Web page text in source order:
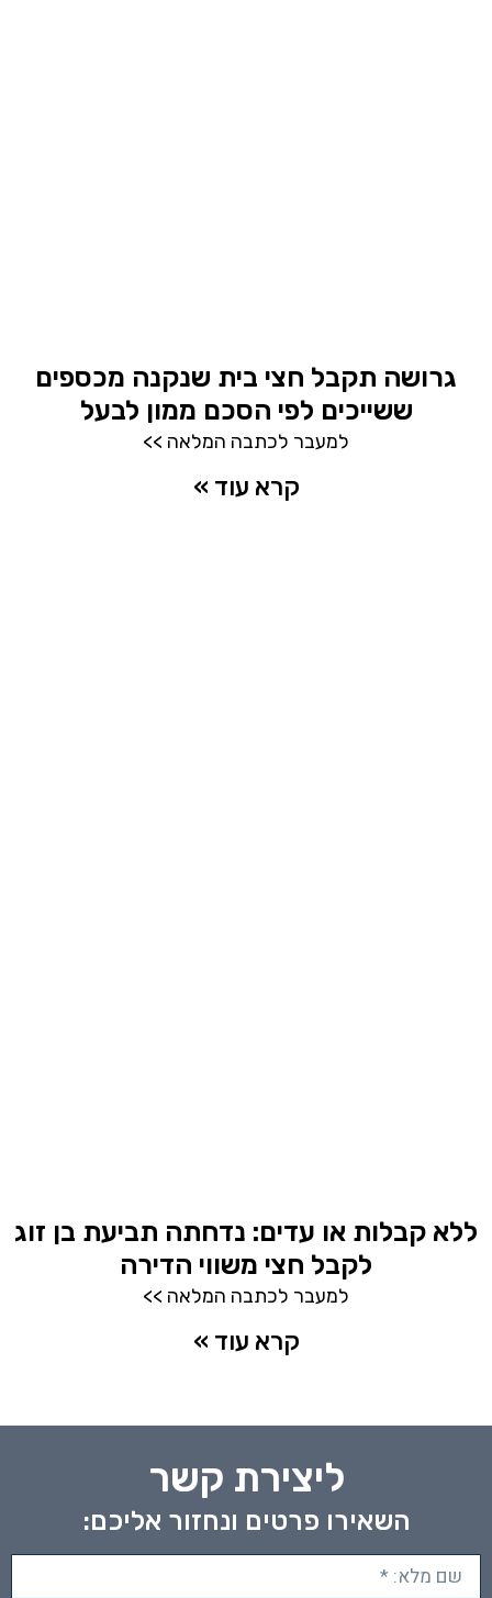
גרושה תקבל חצי בית שנקנה מכספים
ששייכים לפי הסכם ממון לבעל
למעבר לכתבה המלאה >>
קרא עוד »
ללא קבלות או עדים: נדחתה תביעת בן זוג
לקבל חצי משווי הדירה
למעבר לכתבה המלאה >>
קרא עוד »
ליצירת קשר
השאירו פרטים ונחזור אליכם: